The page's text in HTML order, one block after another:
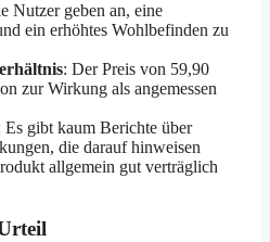
Nutzer geben an, eine
ein erhöhtes Wohlbefinden zu
: Der Preis von 59,90
zur Wirkung als angemessen
Es gibt kaum Berichte über
die darauf hinweisen
allgemein gut verträglich